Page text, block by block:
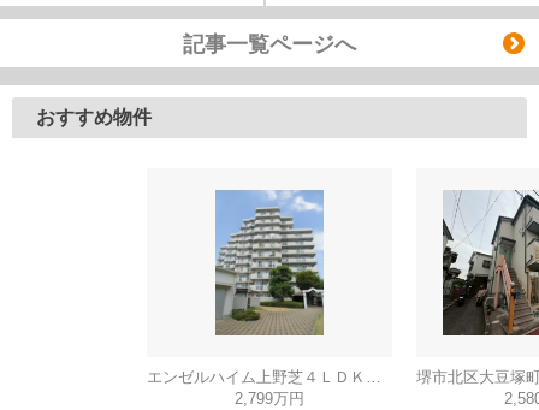
記事一覧ページへ
おすすめ物件
2,799万円